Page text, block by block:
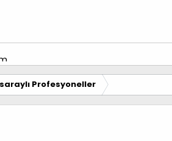
Profesyoneller